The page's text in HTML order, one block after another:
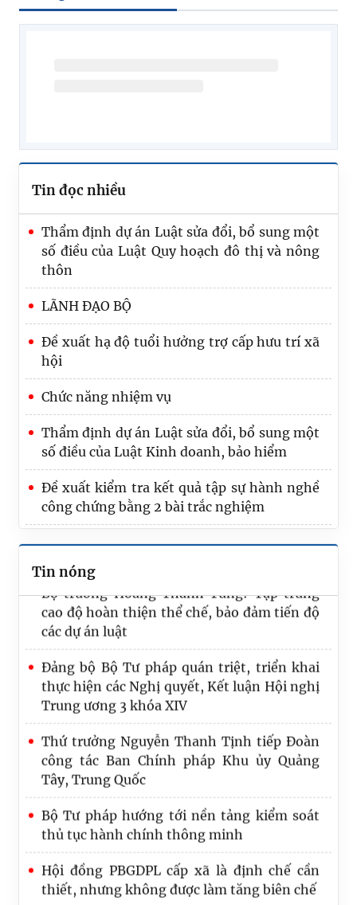
Tin đọc nhiều
Thẩm định dự án Luật sửa đổi, bổ sung một
số điều của Luật Quy hoạch đô thị và nông
thôn
LÃNH ĐẠO BỘ
Đề xuất hạ độ tuổi hưởng trợ cấp hưu trí xã
hội
Chức năng nhiệm vụ
Thẩm định dự án Luật sửa đổi, bổ sung một
số điều của Luật Kinh doanh, bảo hiểm
Đề xuất kiểm tra kết quả tập sự hành nghề
công chứng bằng 2 bài trắc nghiệm
Tin nóng
Tạo đột phá, nâng cao hiệu quả công tác tổ
chức thi hành pháp luật
Bảo đảm Đề án “Chiến lược hoàn thiện hệ
thống pháp luật Việt Nam trong kỷ nguyên
mới” có tính khả thi, giá trị thực tiễn cao
Hồ sơ dự án Luật về văn bản quy phạm pháp
luật: Hoàn thiện thẩm quyền, nội dung ban
hành văn bản quy phạm pháp luật
cao độ hoàn thiện thể chế, bảo đảm tiến độ
các dự án luật
Đảng bộ Bộ Tư pháp quán triệt, triển khai
thực hiện các Nghị quyết, Kết luận Hội nghị
Trung ương 3 khóa XIV
Thứ trưởng Nguyễn Thanh Tịnh tiếp Đoàn
công tác Ban Chính pháp Khu ủy Quảng
Tây, Trung Quốc
Bộ Tư pháp hướng tới nền tảng kiểm soát
thủ tục hành chính thông minh
Hội đồng PBGDPL cấp xã là định chế cần
thiết, nhưng không được làm tăng biên chế